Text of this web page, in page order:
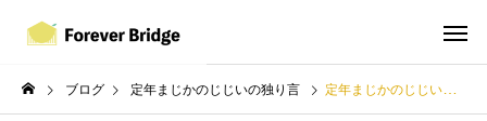
ブログ 定年まじかのじじいの独り言 定年まじかのじじいの独り言 NO７